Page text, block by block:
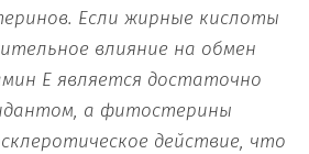
Если жирные кислоты
влияние на обмен
Е является достаточно
а фитостерины
действие, что